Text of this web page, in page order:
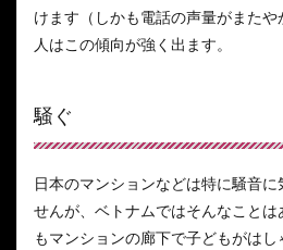
けます（しかも電話の声量がまた
人はこの傾向が強く出ます。
騒ぐ
日本のマンションなどは特に騒音
せんが、ベトナムではそんなこと
もマンションの廊下で子どもがは